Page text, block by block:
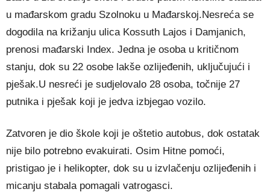
u mađarskom gradu Szolnoku u Mađarskoj.Nesreća se
dogodila na križanju ulica Kossuth Lajos i Damjanich,
prenosi mađarski Index. Jedna je osoba u kritičnom
stanju, dok su 22 osobe lakše ozlijeđenih, uključujući i
pješak.U nesreći je sudjelovalo 28 osoba, točnije 27
putnika i pješak koji je jedva izbjegao vozilo.
Zatvoren je dio škole koji je oštetio autobus, dok ostatak
nije bilo potrebno evakuirati. Osim Hitne pomoći,
pristigao je i helikopter, dok su u izvlačenju ozlijeđenih i
micanju stabala pomagali vatrogasci.